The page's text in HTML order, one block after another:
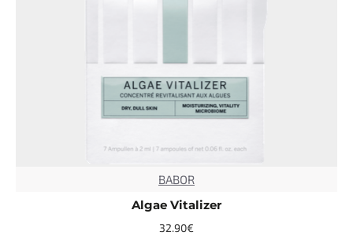
BABOR
Algae Vitalizer
32.90€